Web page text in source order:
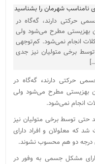
حرکتی دارند، گه‌گاه در
بهزیستی مطرح می‌شود ولی
انجام نمی‌شود. کم‌توجهی
برخی متولیان نیز جدی
حرکتی دارند، گه‌گاه در
بهزیستی مطرح می‌شود ولی
انجام نمی‌شود.
حتی توسط برخی متولیان نیز
که معلولان و افراد دارای
دو هم محسوب نشوند.
مشکل جسمی به وفور در